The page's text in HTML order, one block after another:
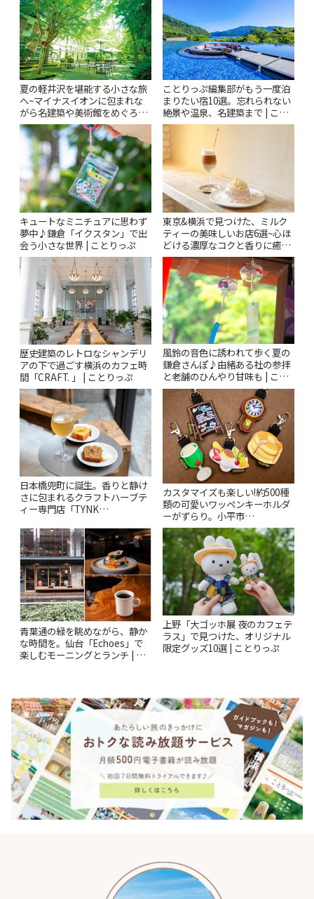
夏の軽井沢を堪能する小さな旅
へ~マイナスイオンに包まれな
がら名建築や美術館をめぐろう
~ | ことりっぷ
ことりっぷ編集部がもう一度泊
まりたい宿10選。忘れられない
絶景や温泉、名建築まで | こと
りっぷ
キュートなミニチュアに思わず
夢中♪鎌倉「イクスタン」で出
会う小さな世界 | ことりっぷ
東京&横浜で見つけた、ミルク
ティーの美味しいお店6選~心ほ
どける濃厚なコクと香りに癒や
されるティータイム~ | ことりっ
ぷ
歴史建築のレトロなシャンデリ
アの下で過ごす横浜のカフェ時
間「CRAFT. 」 | ことりっぷ
風鈴の音色に誘われて歩く夏の
鎌倉さんぽ♪由緒ある社の参拝
と老舗のひんやり甘味も | こと
りっぷ
日本橋兜町に誕生。香りと静け
さに包まれるクラフトハーブテ
ィー専門店「TYNK
カスタマイズも楽しい!約500種
類の可愛いワッペンキーホルダ
ーがずらり。小平市
「Kimamaya T&K」 | ことりっ
ぷ
青葉通の緑を眺めながら、静か
な時間を。仙台「Echoes」で
楽しむモーニングとランチ | こ
上野「大ゴッホ展 夜のカフェテ
ラス」で見つけた、オリジナル
限定グッズ10選 | ことりっぷ